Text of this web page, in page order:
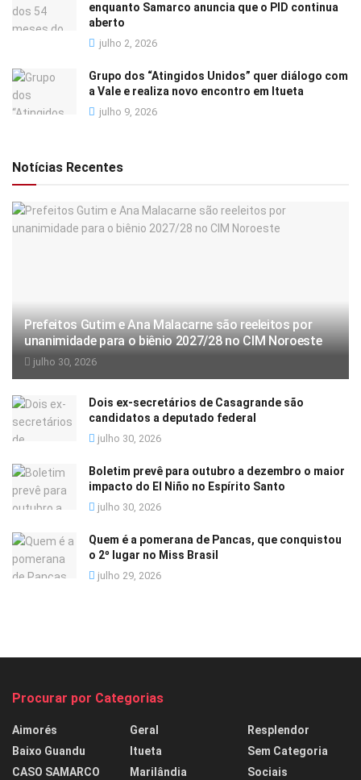
enquanto Samarco anuncia que o PID continua
aberto
julho 2, 2026
Grupo dos “Atingidos Unidos” quer diálogo com
a Vale e realiza novo encontro em Itueta
julho 9, 2026
Notícias Recentes
Prefeitos Gutim e Ana Malacarne são reeleitos por
unanimidade para o biênio 2027/28 no CIM Noroeste
julho 30, 2026
Dois ex-secretários de Casagrande são
candidatos a deputado federal
julho 30, 2026
Boletim prevê para outubro a dezembro o maior
impacto do El Niño no Espírito Santo
julho 30, 2026
Quem é a pomerana de Pancas, que conquistou
o 2º lugar no Miss Brasil
julho 29, 2026
Procurar por Categorias
Aimorés
Baixo Guandu
CASO SAMARCO
Geral
Itueta
Marilândia
Resplendor
Sem Categoria
Sociais